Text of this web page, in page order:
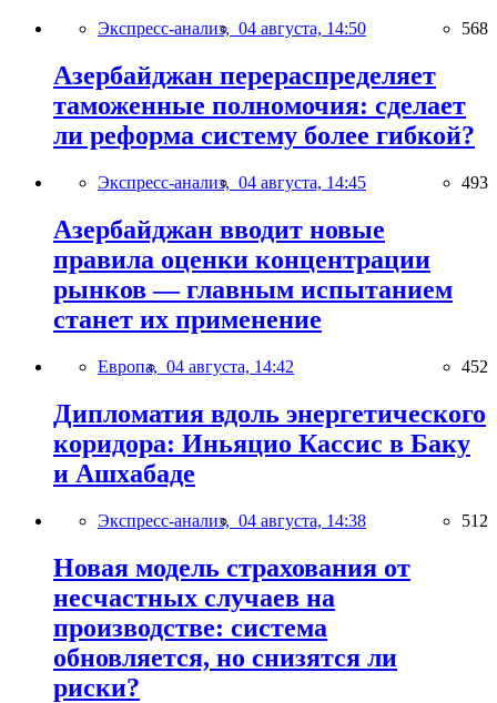
Экспресс-анализ, 04 августа, 14:50 568
Азербайджан перераспределяет
таможенные полномочия: сделает
ли реформа систему более гибкой?
Экспресс-анализ, 04 августа, 14:45 493
Азербайджан вводит новые
правила оценки концентрации
рынков — главным испытанием
станет их применение
Европа, 04 августа, 14:42 452
Дипломатия вдоль энергетического
коридора: Иньяцио Кассис в Баку
и Ашхабаде
Экспресс-анализ, 04 августа, 14:38 512
Новая модель страхования от
несчастных случаев на
производстве: система
обновляется, но снизятся ли
риски?